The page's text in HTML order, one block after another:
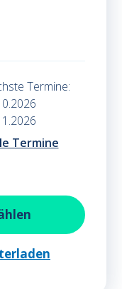
Termine:
Termine